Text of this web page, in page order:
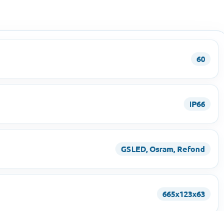
60
IP66
GSLED, Osram, Refond
665х123х63